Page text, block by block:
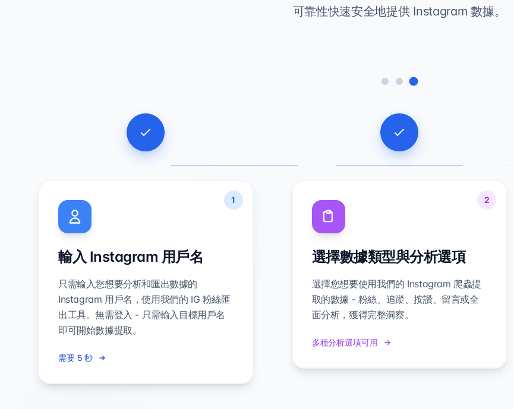
可靠性快速安全地提供 Instagram 數據。
1
輸入 Instagram 用戶名
只需輸入您想要分析和匯出數據的
Instagram 用戶名，使用我們的 IG 粉絲匯
出工具。無需登入 - 只需輸入目標用戶名
即可開始數據提取。
需要 5 秒
2
2
選擇數據類型與分析選項
選擇您想要使用我們的 Instagram 爬蟲提
取的數據 - 粉絲、追蹤、按讚、留言或全
面分析，獲得完整洞察。
多種分析選項可用